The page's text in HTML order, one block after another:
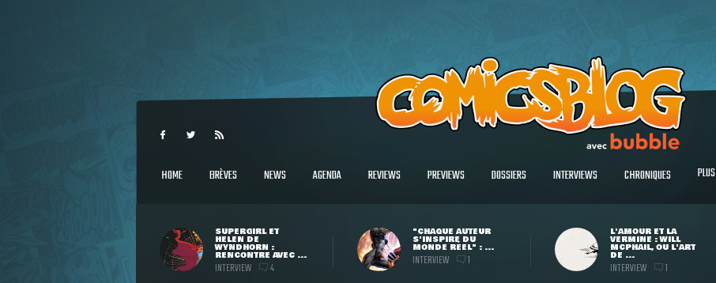
HOME BRÈVES NEWS AGENDA REVIEWS PREVIEWS DOSSIERS INTERVIEWS CHRONIQUES PLUS
SUPERGIRL ET
HELEN DE
WYNDHORN :
RENCONTRE AVEC ...
INTERVIEW 4
"CHAQUE AUTEUR
S'INSPIRE DU
MONDE RÉEL" : ...
INTERVIEW 1
L'AMOUR ET LA
VERMINE : WILL
MCPHAIL, OU L'ART
DE ...
INTERVIEW 1